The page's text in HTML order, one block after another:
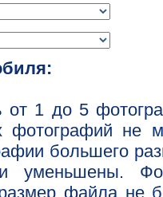
от 1 до 5
фотографий не
большего
уменьшены.
файла не